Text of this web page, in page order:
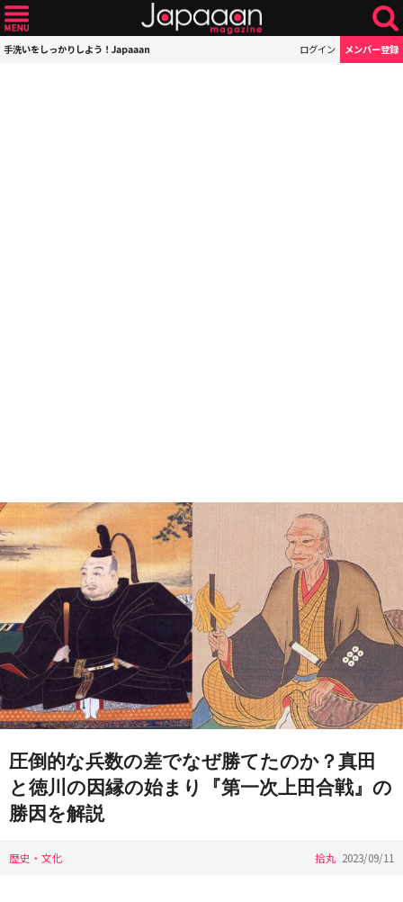
手洗いをしっかりしよう！Japaaan ログイン メンバー登録
圧倒的な兵数の差でなぜ勝てたのか？真田
と徳川の因縁の始まり『第一次上田合戦』の
勝因を解説
歴史・文化 拾丸 2023/09/11